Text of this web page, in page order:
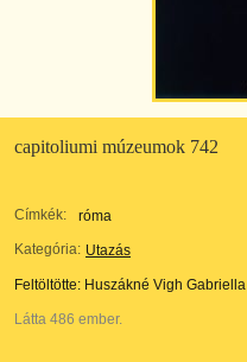
capitoliumi múzeumok 742
Címkék:
róma
Kategória: Utazás
Feltöltötte: Huszákné Vigh Gabriella
Látta 486 ember.